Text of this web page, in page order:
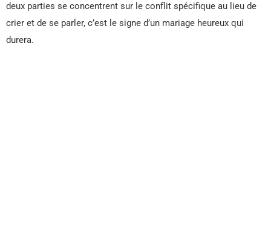
deux parties se concentrent sur le conflit spécifique au lieu de
crier et de se parler, c’est le signe d’un mariage heureux qui
durera.